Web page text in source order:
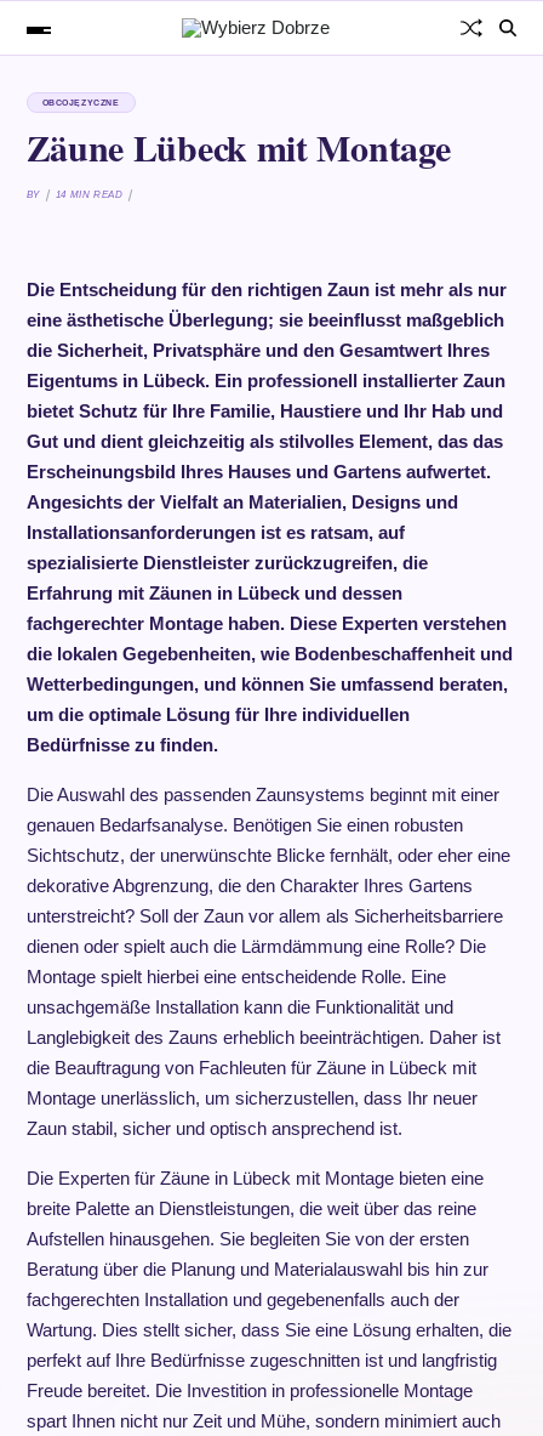
OBCOJĘZYCZNE
Zäune Lübeck mit Montage
BY 14 MIN READ
Die Entscheidung für den richtigen Zaun ist mehr als nur
eine ästhetische Überlegung; sie beeinflusst maßgeblich
die Sicherheit, Privatsphäre und den Gesamtwert Ihres
Eigentums in Lübeck. Ein professionell installierter Zaun
bietet Schutz für Ihre Familie, Haustiere und Ihr Hab und
Gut und dient gleichzeitig als stilvolles Element, das das
Erscheinungsbild Ihres Hauses und Gartens aufwertet.
Angesichts der Vielfalt an Materialien, Designs und
Installationsanforderungen ist es ratsam, auf
spezialisierte Dienstleister zurückzugreifen, die
Erfahrung mit Zäunen in Lübeck und dessen
fachgerechter Montage haben. Diese Experten verstehen
die lokalen Gegebenheiten, wie Bodenbeschaffenheit und
Wetterbedingungen, und können Sie umfassend beraten,
um die optimale Lösung für Ihre individuellen
Bedürfnisse zu finden.
Die Auswahl des passenden Zaunsystems beginnt mit einer
genauen Bedarfsanalyse. Benötigen Sie einen robusten
Sichtschutz, der unerwünschte Blicke fernhält, oder eher eine
dekorative Abgrenzung, die den Charakter Ihres Gartens
unterstreicht? Soll der Zaun vor allem als Sicherheitsbarriere
dienen oder spielt auch die Lärmdämmung eine Rolle? Die
Montage spielt hierbei eine entscheidende Rolle. Eine
unsachgemäße Installation kann die Funktionalität und
Langlebigkeit des Zauns erheblich beeinträchtigen. Daher ist
die Beauftragung von Fachleuten für Zäune in Lübeck mit
Montage unerlässlich, um sicherzustellen, dass Ihr neuer
Zaun stabil, sicher und optisch ansprechend ist.
Die Experten für Zäune in Lübeck mit Montage bieten eine
breite Palette an Dienstleistungen, die weit über das reine
Aufstellen hinausgehen. Sie begleiten Sie von der ersten
Beratung über die Planung und Materialauswahl bis hin zur
fachgerechten Installation und gegebenenfalls auch der
Wartung. Dies stellt sicher, dass Sie eine Lösung erhalten, die
perfekt auf Ihre Bedürfnisse zugeschnitten ist und langfristig
Freude bereitet. Die Investition in professionelle Montage
spart Ihnen nicht nur Zeit und Mühe, sondern minimiert auch